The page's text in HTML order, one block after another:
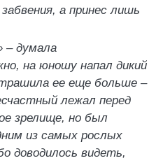
а принес лишь
– думала
на юношу напал дикий
ее еще больше –
лежал перед
зрелище, но был
из самых рослых
доводилось видеть,